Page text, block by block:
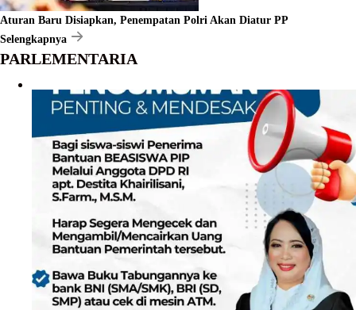
Aturan Baru Disiapkan, Penempatan Polri Akan Diatur PP
Selengkapnya
PARLEMENTARIA